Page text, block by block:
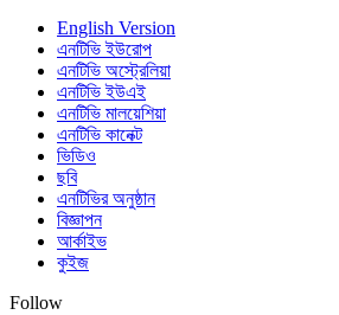
English Version
এনটিভি ইউরোপ
এনটিভি অস্ট্রেলিয়া
এনটিভি ইউএই
এনটিভি মালয়েশিয়া
এনটিভি কানেক্ট
ভিডিও
ছবি
এনটিভির অনুষ্ঠান
বিজ্ঞাপন
আর্কাইভ
কুইজ
Follow